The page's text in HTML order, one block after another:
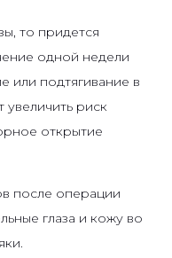
то придется
одной недели
или подтягивание в
риск
открытие
после операции
глаза и кожу во